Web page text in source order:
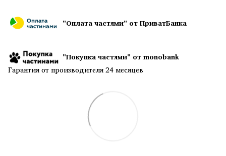
"Оплата частями" от ПриватБанка
"Покупка частями" от monobank
Гарантия от производителя 24 месяцев